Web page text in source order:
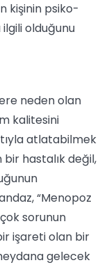
kişinin psiko-
ilgili olduğunu
neden olan
kalitesini
atlatabilmek
hastalık değil,
“Menopoz
sorunun
işareti olan bir
gelecek